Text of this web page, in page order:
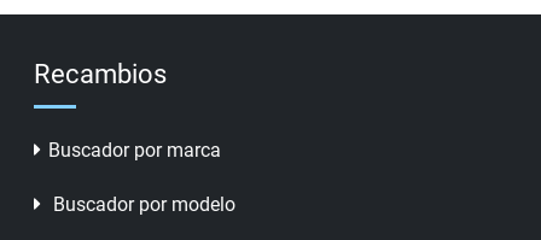
Recambios
Buscador por marca
Buscador por modelo